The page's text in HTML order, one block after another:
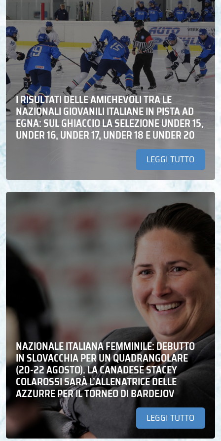
I RISULTATI DELLE AMICHEVOLI TRA LE
NAZIONALI GIOVANILI ITALIANE IN PISTA AD
EGNA: SUL GHIACCIO LA SELEZIONE UNDER 15,
UNDER 16, UNDER 17, UNDER 18 E UNDER 20
LEGGI TUTTO
NAZIONALE ITALIANA FEMMINILE: DEBUTTO
IN SLOVACCHIA PER UN QUADRANGOLARE
(20-22 AGOSTO). LA CANADESE STACEY
COLAROSSI SARÀ L’ALLENATRICE DELLE
AZZURRE PER IL TORNEO DI BARDEJOV
LEGGI TUTTO